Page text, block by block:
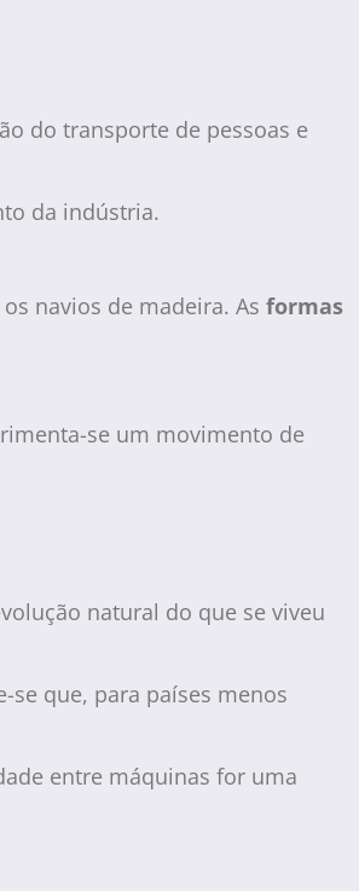
do transporte de pessoas e
da indústria.
navios de madeira. As formas
se um movimento de
natural do que se viveu
que, para países menos
entre máquinas for uma